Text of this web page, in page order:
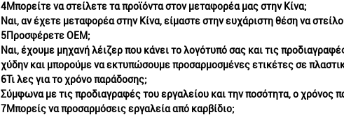
4Μπορείτε να στείλετε τα προϊόντα στον μεταφορέα μας στην Κίνα;
Ναι, αν έχετε μεταφορέα στην Κίνα, είμαστε στην ευχάριστη θέση να
5Προσφέρετε OEM;
Ναι, έχουμε μηχανή λέιζερ που κάνει το λογότυπό σας και τις
χύδην και μπορούμε να εκτυπώσουμε προσαρμοσμένες ετικέτες σε
6Τι λες για το χρόνο παράδοσης;
Σύμφωνα με τις προδιαγραφές του εργαλείου και την ποσότητα, ο χρόνος
7Μπορείς να προσαρμόσεις εργαλεία από καρβίδιο;